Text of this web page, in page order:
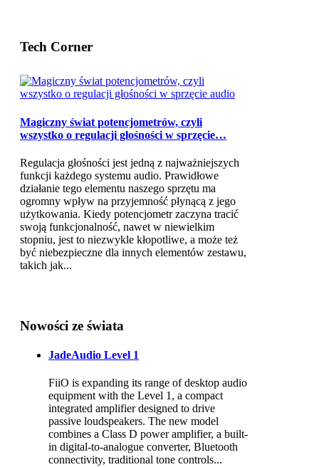
Tech Corner
Magiczny świat potencjometrów, czyli
wszystko o regulacji głośności w sprzęcie…
Regulacja głośności jest jedną z najważniejszych
funkcji każdego systemu audio. Prawidłowe
działanie tego elementu naszego sprzętu ma
ogromny wpływ na przyjemność płynącą z jego
użytkowania. Kiedy potencjometr zaczyna tracić
swoją funkcjonalność, nawet w niewielkim
stopniu, jest to niezwykle kłopotliwe, a może też
być niebezpieczne dla innych elementów zestawu,
takich jak...
Nowości ze świata
JadeAudio Level 1
FiiO is expanding its range of desktop audio
equipment with the Level 1, a compact
integrated amplifier designed to drive
passive loudspeakers. The new model
combines a Class D power amplifier, a built-
in digital-to-analogue converter, Bluetooth
connectivity, traditional tone controls...